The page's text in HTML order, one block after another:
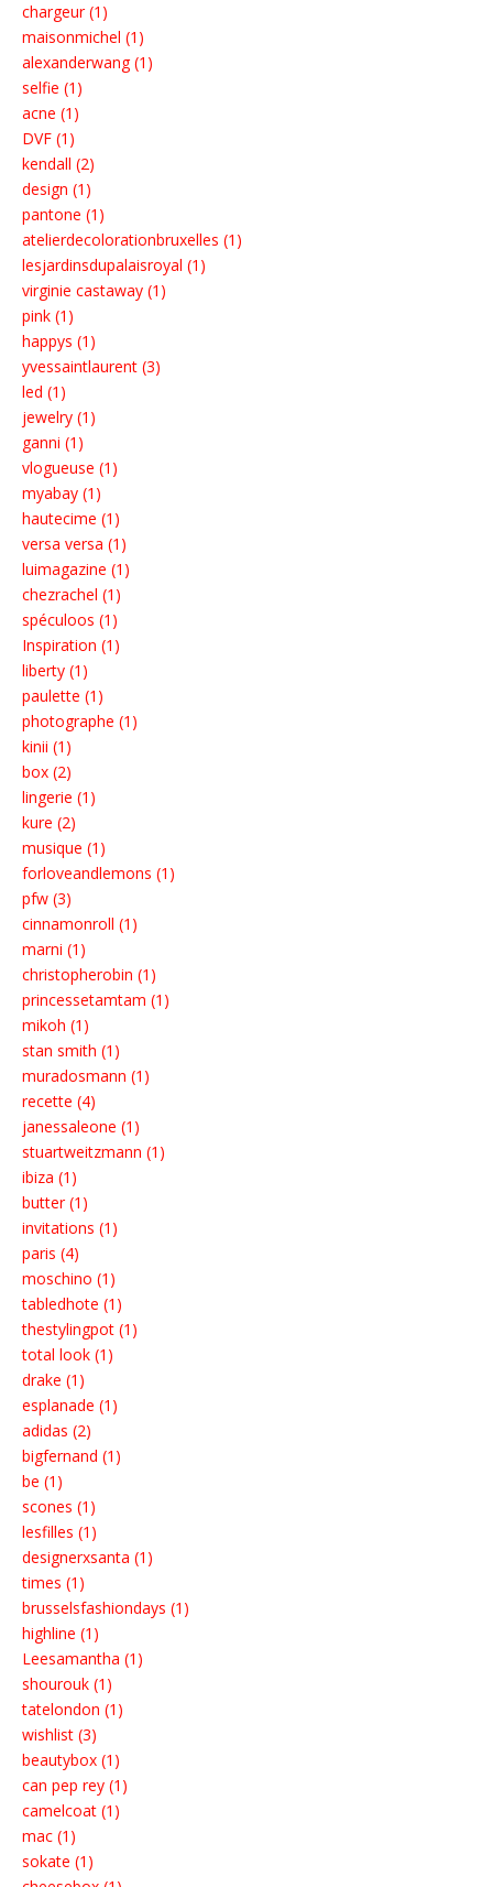
chargeur (1)
maisonmichel (1)
alexanderwang (1)
selfie (1)
acne (1)
DVF (1)
kendall (2)
design (1)
pantone (1)
atelierdecolorationbruxelles (1)
lesjardinsdupalaisroyal (1)
virginie castaway (1)
pink (1)
happys (1)
yvessaintlaurent (3)
led (1)
jewelry (1)
ganni (1)
vlogueuse (1)
myabay (1)
hautecime (1)
versa versa (1)
luimagazine (1)
chezrachel (1)
spéculoos (1)
Inspiration (1)
liberty (1)
paulette (1)
photographe (1)
kinii (1)
box (2)
lingerie (1)
kure (2)
musique (1)
forloveandlemons (1)
pfw (3)
cinnamonroll (1)
marni (1)
christopherobin (1)
princessetamtam (1)
mikoh (1)
stan smith (1)
muradosmann (1)
recette (4)
janessaleone (1)
stuartweitzmann (1)
ibiza (1)
butter (1)
invitations (1)
paris (4)
moschino (1)
tabledhote (1)
thestylingpot (1)
total look (1)
drake (1)
esplanade (1)
adidas (2)
bigfernand (1)
be (1)
scones (1)
lesfilles (1)
designerxsanta (1)
times (1)
brusselsfashiondays (1)
highline (1)
Leesamantha (1)
shourouk (1)
tatelondon (1)
wishlist (3)
beautybox (1)
can pep rey (1)
camelcoat (1)
mac (1)
sokate (1)